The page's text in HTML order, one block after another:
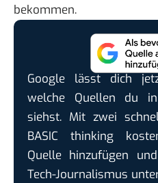
bekommen.
Google lässt dich
welche Quellen du
siehst. Mit zwei
BASIC thinking
Quelle hinzufügen
Tech-Journalismus